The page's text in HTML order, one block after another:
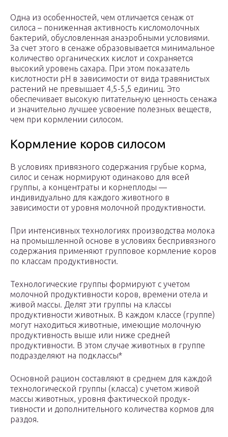
Одна из особенностей, чем отличается сенаж от
силоса – пониженная активность кисломолочных
бактерий, обусловленная анаэробными условиями.
За счет этого в сенаже образовывается минимальное
количество органических кислот и сохраняется
высокий уровень сахара. При этом показатель
кислотности рН в зависимости от вида травянистых
растений не превышает 4,5-5,5 единиц. Это
обеспечивает высокую питательную ценность сенажа
и значительно лучшее усвоение полезных веществ,
чем при кормлении силосом.
Кормление коров силосом
В условиях привязного содержания грубые кор­ма,
силос и сенаж нормируют одинаково для всей
группы, а концентраты и корнеплоды —
индивидуаль­но для каждого животного в
зависимости от уровня молочной продуктивности.
При интенсивных технологиях производства мо­лока
на промышленной основе в условиях беспривяз­ного
содержания применяют групповое кормление коров
по классам продуктивности.
Технологические группы формируют с учетом
молочной продуктивности коров, времени отела и
живой массы. Делят эти группы на классы
продуктивности животных. В каждом классе (группе)
могут находить­ся животные, имеющие молочную
продуктивность выше или ниже средней
продуктивности. В этом случае животных в группе
подразделяют на подклассы*
Основной рацион составляют в среднем для каж­дой
технологической группы (класса) с учетом жи­вой
массы животных, уровня фактической продук­
тивности и дополнительного количества кормов для
раздоя.